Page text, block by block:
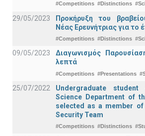
#Competitions #Distinctions
29/05/2023
Προκήρυξη του
Νέας Ερευνήτριας για το
#Competitions #Distinctions
09/05/2023
Διαγωνισμός
λεπτά
#Competitions #Presentations
25/07/2022
Undergraduate
Science Department of
selected as a member
Security Team
#Competitions #Distinctions